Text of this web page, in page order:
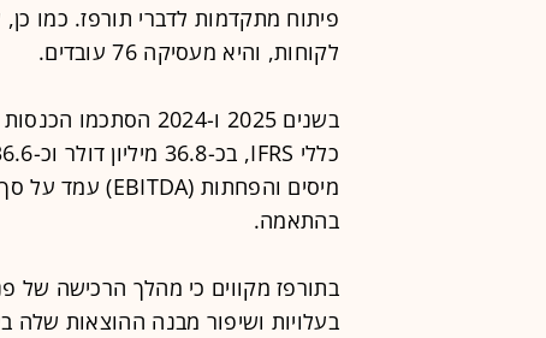
פיתוח מתקדמות לדברי תורפז. כמו
לקוחות, והיא מעסיקה 76 עובדים.
בשנים 2025 ו-2024
בהתאמה.
בתורפז מקווים כי מהלך הרכישה של